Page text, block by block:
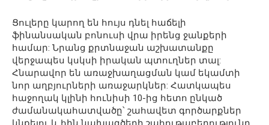
Ցուլերը կարող են հույս դնել հաճելի
ֆինանսական բոնուսի վրա իրենց ջանքերի
համար: Նրանց քրտնաջան աշխատանքը
վերջապես կսկսի իրական պտուղներ տալ:
Հնարավոր են առաջխաղացման կամ եկամտի
նոր աղբյուրների առաջարկներ: Հատկապես
հաջողակ կլինի հունիսի 10-ից հետո ընկած
ժամանակահատվածը՝ շահավետ գործարքներ